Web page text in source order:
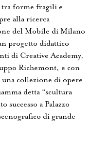
tra forme fragili e
alla ricerca
del Mobile di Milano
progetto didattico
di Creative Academy,
Richemont, e con
collezione di opere
detta “scultura
successo a Palazzo
di grande